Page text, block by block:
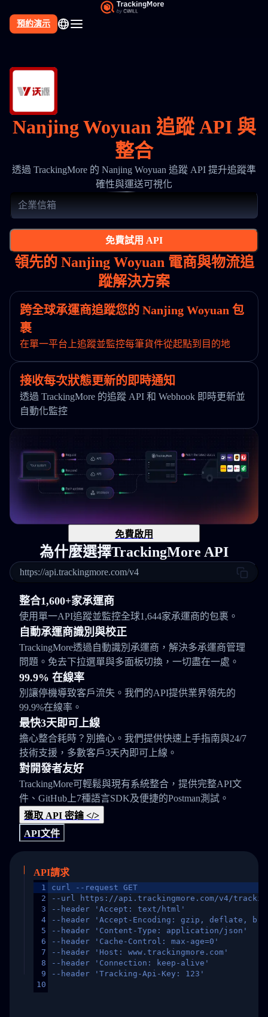
預約演示
Nanjing Woyuan 追蹤 API 與
整合
透過 TrackingMore 的 Nanjing Woyuan 追蹤 API 提升追蹤準
確性與運送可視化
免費試用 API
領先的 Nanjing Woyuan 電商與物流追
蹤解決方案
跨全球承運商追蹤您的 Nanjing Woyuan 包
裹
在單一平台上追蹤並監控每筆貨件從起點到目的地
接收每次狀態更新的即時通知
透過 TrackingMore 的追蹤 API 和 Webhook 即時更新並
自動化監控
免費啟用
為什麼選擇TrackingMore API
https://api.trackingmore.com/v4
整合1,600+家承運商
使用單一API追蹤並監控全球1,644家承運商的包裹。
自動承運商識別與校正
TrackingMore透過自動識別承運商，解決多承運商管理
問題。免去下拉選單與多面板切換，一切盡在一處。
99.9% 在線率
別讓停機導致客戶流失。我們的API提供業界領先的
99.9%在線率。
最快3天即可上線
擔心整合耗時？別擔心。我們提供快速上手指南與24/7
技術支援，多數客戶3天內即可上線。
對開發者友好
TrackingMore可輕鬆與現有系統整合，提供完整API文
件、GitHub上7種語言SDK及便捷的Postman測試。
獲取 API 密鑰 </>
API文件
API請求
1
2
3
4
5
6
7
8
9
10
curl --request GET
--url https://api.trackingmore.com/v4/trackings/
--header 'Accept: text/html'
--header 'Accept-Encoding: gzip, deflate,
--header 'Content-Type: application/json'
--header 'Cache-Control: max-age=0'
--header 'Host: www.trackingmore.com'
--header 'Connection: keep-alive'
--header 'Tracking-Api-Key: 123'